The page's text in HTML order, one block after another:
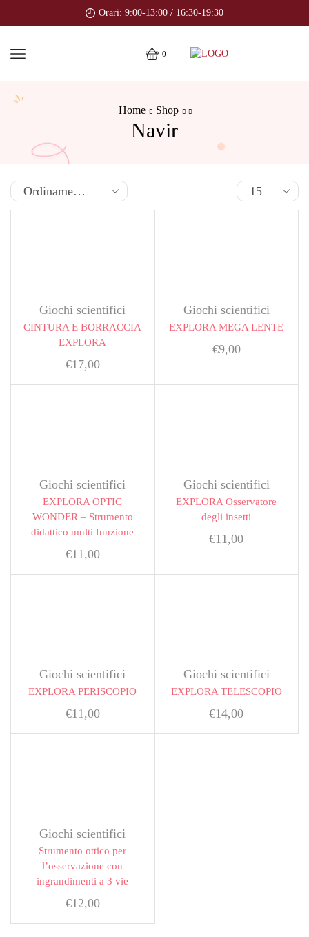
Orari: 9:00-13:00 / 16:30-19:30
0
Home Shop
Navir
Giochi scientifici
CINTURA E BORRACCIA
EXPLORA
€17,00
Giochi scientifici
EXPLORA MEGA LENTE
€9,00
Giochi scientifici
EXPLORA OPTIC
WONDER – Strumento
didattico multi funzione
€11,00
Giochi scientifici
EXPLORA Osservatore
degli insetti
€11,00
Giochi scientifici
EXPLORA PERISCOPIO
€11,00
Giochi scientifici
EXPLORA TELESCOPIO
€14,00
Giochi scientifici
Strumento ottico per
l’osservazione con
ingrandimenti a 3 vie
€12,00